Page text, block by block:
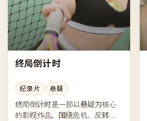
终局倒计时
纪录片 悬疑
终局倒计时是一部以悬疑为核心
的影视作品，围绕危机、反转与